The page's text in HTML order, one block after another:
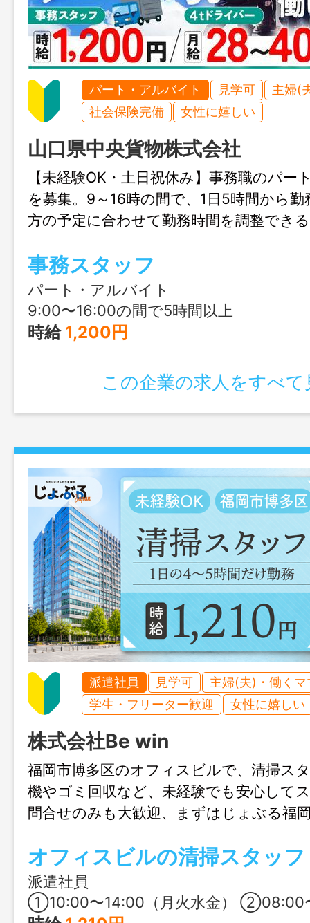
パート・アルバイト 見学可
主婦(
社会保険完備
女性に嬉しい
山口県中央貨物株式会社
【未経験OK・土日祝休み】事務職のパー
を募集。9～16時の間で、1日5時間から
方の予定に合わせて勤務時間を調整でき
働けますよ。ExcelやWordへの基本入力
ので、ブランクがある方や事務未経験の
事務スタッフ
パート・アルバイト
9:00〜16:00の間で5時間以上
時給 1,200円
この企業の求人をすべて
派遣社員 見学可
主婦(夫)・働くマ
学生・フリーター歓迎
女性に嬉しい
株式会社Be win
福岡市博多区のオフィスビルで、清掃ス
機やゴミ回収など、未経験でも安心して
問合せのみも大歓迎、まずはじょぶる福
ご連絡ください。
オフィスビルの清掃スタッフ
派遣社員
①10:00〜14:00（⽉⽕⽔⾦） ②08:00〜13:00（⽊） ※60分の休憩希望者は、9:00〜